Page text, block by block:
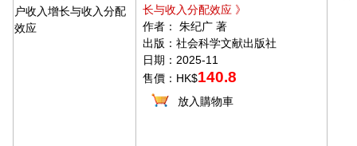
长与收入分配效应 》
作者： 朱纪广 著
出版：社会科学文献出版社
日期：2025-11
售價：HK$140.8
放入購物車